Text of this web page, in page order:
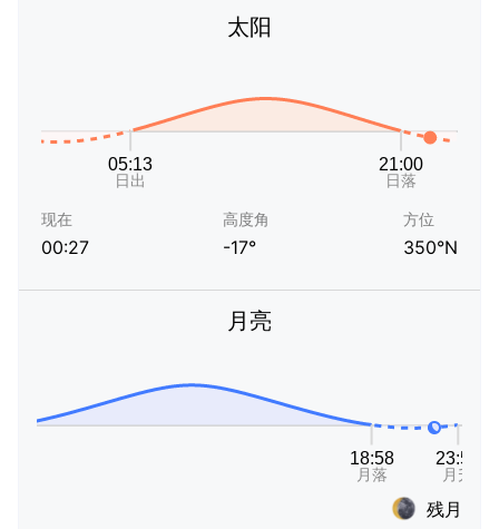
太阳
现在
00:27
高度角
-17°
方位
350°N
月亮
残月